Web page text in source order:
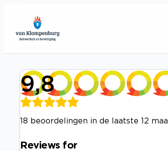
9,8
18 beoordelingen in de laatste 12
Reviews for